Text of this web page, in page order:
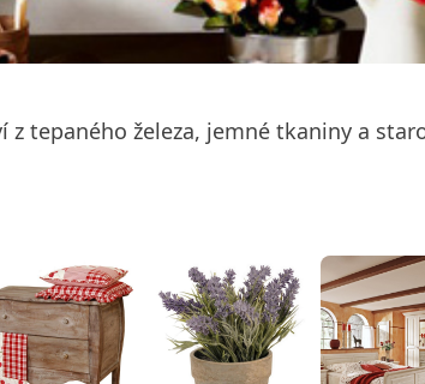
tepaného železa, jemné tkaniny a